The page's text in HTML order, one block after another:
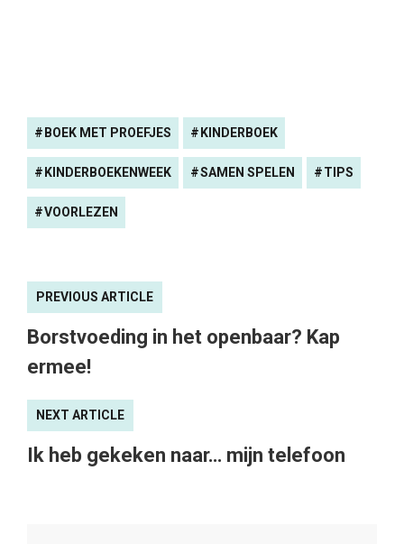
BOEK MET PROEFJES KINDERBOEK
KINDERBOEKENWEEK SAMEN SPELEN TIPS
VOORLEZEN
PREVIOUS ARTICLE
Borstvoeding in het openbaar? Kap
ermee!
NEXT ARTICLE
Ik heb gekeken naar… mijn telefoon